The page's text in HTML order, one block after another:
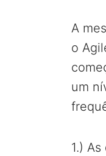
A
o
um
1.)